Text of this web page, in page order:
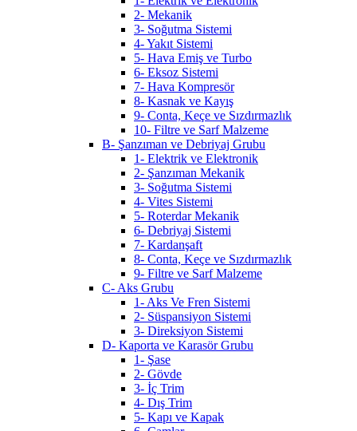
2- Mekanik
3- Soğutma Sistemi
4- Yakıt Sistemi
5- Hava Emiş ve Turbo
6- Eksoz Sistemi
7- Hava Kompresör
8- Kasnak ve Kayış
9- Conta, Keçe ve Sızdırmazlık
10- Filtre ve Sarf Malzeme
B- Şanzıman ve Debriyaj Grubu
1- Elektrik ve Elektronik
2- Şanzıman Mekanik
3- Soğutma Sistemi
4- Vites Sistemi
5- Roterdar Mekanik
6- Debriyaj Sistemi
7- Kardanşaft
8- Conta, Keçe ve Sızdırmazlık
9- Filtre ve Sarf Malzeme
C- Aks Grubu
1- Aks Ve Fren Sistemi
2- Süspansiyon Sistemi
3- Direksiyon Sistemi
D- Kaporta ve Karasör Grubu
1- Şase
2- Gövde
3- İç Trim
4- Dış Trim
5- Kapı ve Kapak